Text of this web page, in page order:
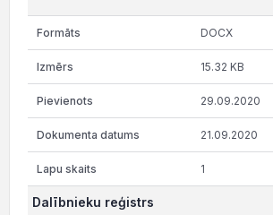
DOCX
15.32 KB
29.09.2020
21.09.2020
1
Dalībnieku reģistrs